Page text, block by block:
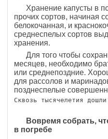
Хранение капусты в
прочих сортов, начиная
белокочанная, и
среднеспелых сортов
хранения.
Для того чтобы
месяцев, необходимо
или среднепоздние.
для рассолов и
позднеспелые
Сквозь тысячелетия
Вовремя собрать,
в погребе